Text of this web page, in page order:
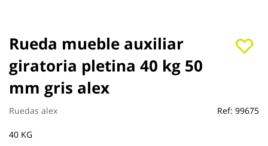
Rueda mueble auxiliar
giratoria pletina 40 kg 50
mm gris alex
Ruedas alex Ref: 99675
40 KG
Saltar
al
comienzo
de
la
galería
de